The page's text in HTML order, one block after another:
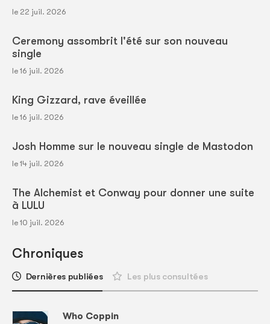
le 22 juil. 2026
Ceremony assombrit l'été sur son nouveau
single
le 16 juil. 2026
King Gizzard, rave éveillée
le 16 juil. 2026
Josh Homme sur le nouveau single de Mastodon
le 14 juil. 2026
The Alchemist et Conway pour donner une suite
à LULU
le 10 juil. 2026
Chroniques
Dernières publiées Les plus consultées
Who Coppin